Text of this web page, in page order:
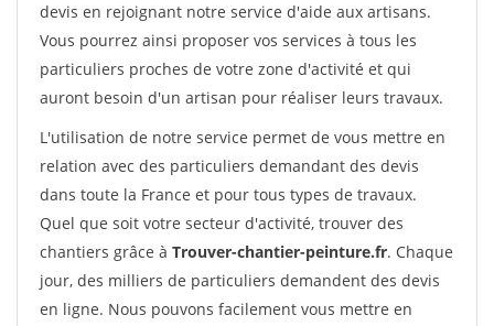
devis en rejoignant notre service d'aide aux artisans.
Vous pourrez ainsi proposer vos services à tous les
particuliers proches de votre zone d'activité et qui
auront besoin d'un artisan pour réaliser leurs travaux.
L'utilisation de notre service permet de vous mettre en
relation avec des particuliers demandant des devis
dans toute la France et pour tous types de travaux.
Quel que soit votre secteur d'activité, trouver des
chantiers grâce à Trouver-chantier-peinture.fr. Chaque
jour, des milliers de particuliers demandent des devis
en ligne. Nous pouvons facilement vous mettre en